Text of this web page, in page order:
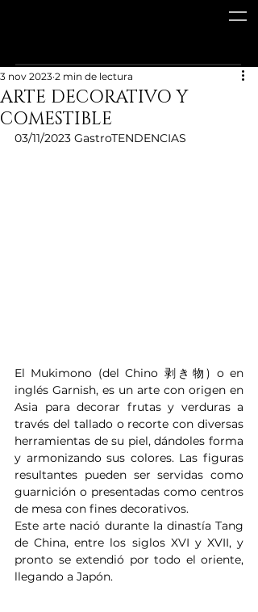
ARTE DECORATIVO Y
COMESTIBLE
3 nov 2023 2 min de lectura
03/11/2023 GastroTENDENCIAS
El Mukimono (del Chino 剥き物) o en
inglés Garnish, es un arte con origen en
Asia para decorar frutas y verduras a
través del tallado o recorte con diversas
herramientas de su piel, dándoles forma
y armonizando sus colores. Las figuras
resultantes pueden ser servidas como
guarnición o presentadas como centros
de mesa con fines decorativos.
Este arte nació durante la dinastía Tang
de China, entre los siglos XVI y XVII, y
pronto se extendió por todo el oriente,
llegando a Japón.